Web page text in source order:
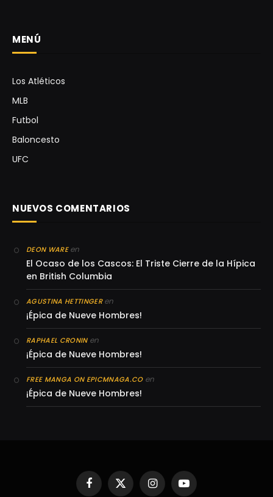
MENÚ
Los Atléticos
MLB
Futbol
Baloncesto
UFC
NUEVOS COMENTARIOS
DEON WAREen
El Ocaso de los Cascos: El Triste Cierre de la Hípica
en British Columbia
AGUSTINA HETTINGERen
¡Épica de Nueve Hombres!
RAPHAEL CRONINen
¡Épica de Nueve Hombres!
FREE MANGA ON EPICMNAGA.COen
¡Épica de Nueve Hombres!
Facebook
X
InstagramYouTube